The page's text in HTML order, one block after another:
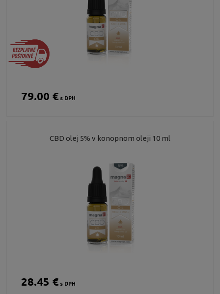
79.00 €s DPH
CBD olej 5% v konopnom oleji 10 ml
28.45 €s DPH